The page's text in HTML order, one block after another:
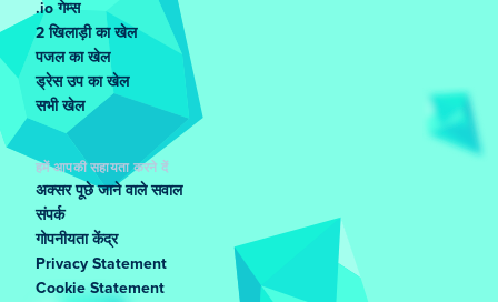
.io गेम्स
2 खिलाड़ी का खेल
पजल का खेल
ड्रेस उप का खेल
सभी खेल
हमें आपकी सहायता करने दें
अक्सर पूछे जाने वाले सवाल
संपर्क
गोपनीयता केंद्र
Privacy Statement
Cookie Statement